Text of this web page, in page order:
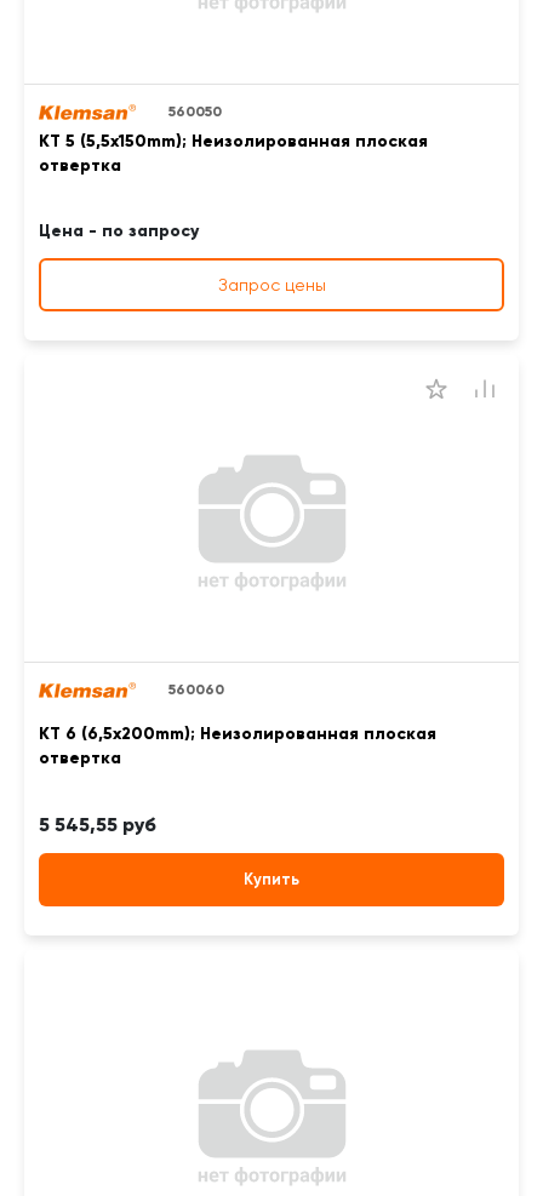
560050
KT 5 (5,5x150mm); Неизолированная плоская
отвертка
Цена - по запросу
Запрос цены
560060
KT 6 (6,5x200mm); Неизолированная плоская
отвертка
5 545,55 руб
Купить